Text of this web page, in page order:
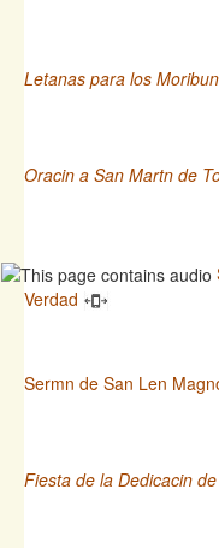
Letanas para los
Oracin a San Martn de
Verdad
Sermn de San Len
Fiesta de la Dedicacin